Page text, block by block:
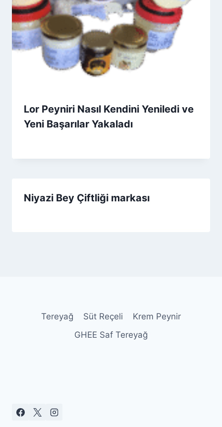
Lor Peyniri Nasıl Kendini Yeniledi ve
Yeni Başarılar Yakaladı
Niyazi Bey Çiftliği markası
Tereyağ Süt Reçeli
Krem Peynir
GHEE Saf Tereyağ